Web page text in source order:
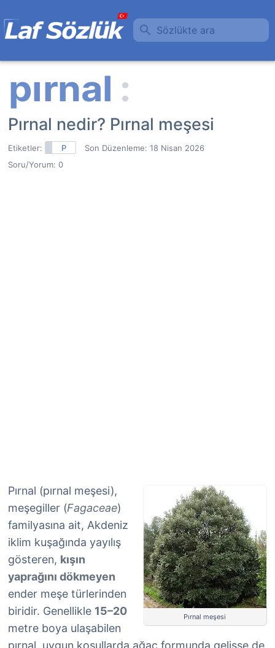
Sözlükte ara
Pırnal nedir? Pırnal meşesi
Etiketler: P Son Düzenleme: 18 Nisan 2026
Soru/Yorum: 0
Pırnal meşesi
Pırnal (pırnal meşesi),
meşegiller (Fagaceae)
familyasına ait, Akdeniz
iklim kuşağında yayılış
gösteren, kışın
yaprağını dökmeyen
ender meşe türlerinden
biridir. Genellikle 15–20
metre boya ulaşabilen
pırnal, uygun koşullarda ağaç formunda gelişse de